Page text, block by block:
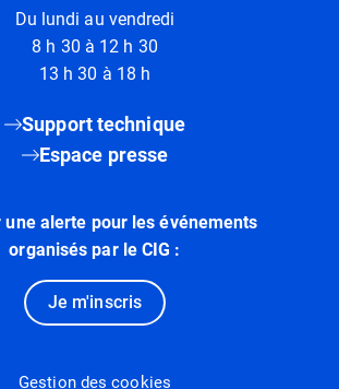
Du lundi au vendredi
8 h 30 à 12 h 30
13 h 30 à 18 h
Support technique
Espace presse
une alerte pour les événements
organisés par le CIG :
Je m'inscris
Gestion des cookies